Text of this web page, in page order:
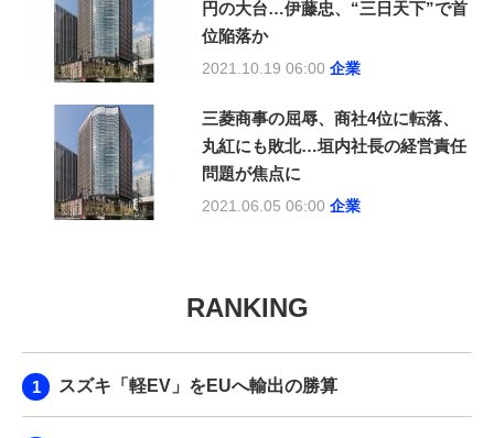
円の大台…伊藤忠、“三日天下”で首
位陥落か
2021.10.19 06:00 企業
三菱商事の屈辱、商社4位に転落、
丸紅にも敗北…垣内社長の経営責任
問題が焦点に
2021.06.05 06:00 企業
RANKING
スズキ「軽EV」をEUへ輸出の勝算